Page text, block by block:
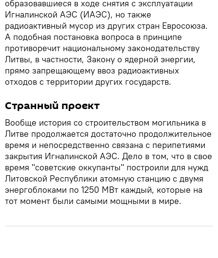
образовавшиеся в ходе снятия с эксплуатации
Игналинской АЭС (ИАЭС), но также
радиоактивный мусор из других стран Евросоюза.
А подобная постановка вопроса в принципе
противоречит национальному законодательству
Литвы, в частности, Закону о ядерной энергии,
прямо запрещающему ввоз радиоактивных
отходов с территории других государств.
Странный проект
Вообще история со строительством могильника в
Литве продолжается достаточно продолжительное
время и непосредственно связана с перипетиями
закрытия Игналинской АЭС. Дело в том, что в свое
время "советские оккупанты" построили для нужд
Литовской Республики атомную станцию с двумя
энергоблоками по 1250 МВт каждый, которые на
тот момент были самыми мощными в мире.